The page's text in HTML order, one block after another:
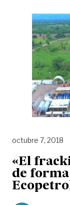
octubre 7, 2018
«El
de forma